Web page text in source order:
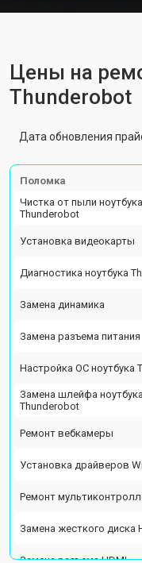
Цены на
Thunderobot
Дата обновления
Поломка
Чистка от пыли ноутбука
Thunderobot
Установка видеокарты
Диагностика ноутбука
Замена динамика
Замена разъема питания
Настройка ОС ноутбука
Замена шлейфа ноутбука
Thunderobot
Ремонт вебкамеры
Установка драйверов
Ремонт
Замена жесткого диска
Замена разъема HDMI